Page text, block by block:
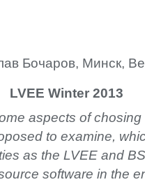
Бочаров, Минск,
LVEE Winter 2013
aspects of chosing
to examine,
as the LVEE and
software in the